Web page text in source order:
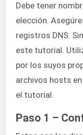
Debe tener
elección.
registros DNS.
este tutorial.
por los suyos
archivos hosts
el tutorial.
Paso 1 –